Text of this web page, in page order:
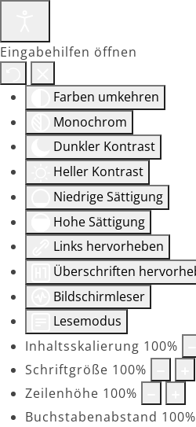
Eingabehilfen öffnen
Farben umkehren
Monochrom
Dunkler Kontrast
Heller Kontrast
Niedrige Sättigung
Hohe Sättigung
Links hervorheben
Überschriften
Bildschirmleser
Lesemodus
Inhaltsskalierung 100%
Schriftgröße 100%
Zeilenhöhe 100%
Buchstabenabstand 100%